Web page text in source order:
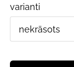
varianti